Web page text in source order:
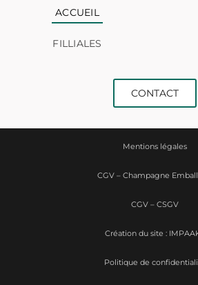
ACCUEIL
FILLIALES
CONTACT
Mentions légales
CGV – Champagne
CGV – CSGV
Politique de
Création du site :